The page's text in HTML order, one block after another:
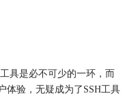
具是必不可少的一环，而
体验，无疑成为了SSH工具